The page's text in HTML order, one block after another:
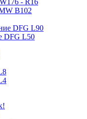
- R16
B102
DFG L90
DFG L50